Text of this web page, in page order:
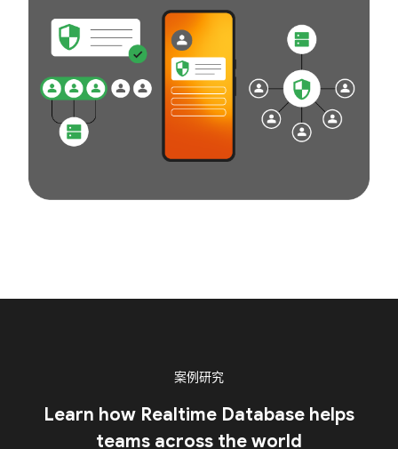
案例研究
Learn how Realtime Database helps
teams across the world